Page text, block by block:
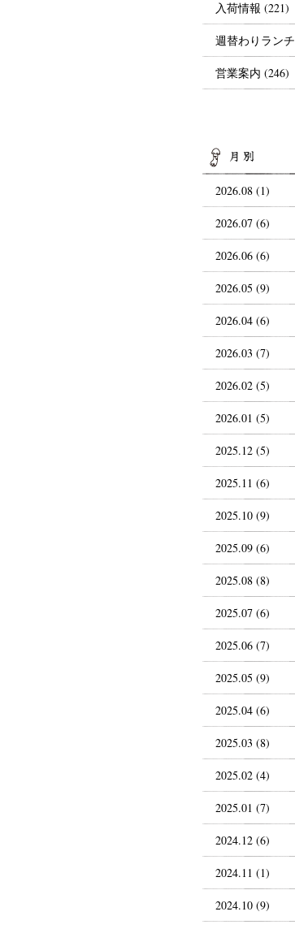
入荷情報 (221)
週替わりランチ
営業案内 (246)
2026.08 (1)
2026.07 (6)
2026.06 (6)
2026.05 (9)
2026.04 (6)
2026.03 (7)
2026.02 (5)
2026.01 (5)
2025.12 (5)
2025.11 (6)
2025.10 (9)
2025.09 (6)
2025.08 (8)
2025.07 (6)
2025.06 (7)
2025.05 (9)
2025.04 (6)
2025.03 (8)
2025.02 (4)
2025.01 (7)
2024.12 (6)
2024.11 (1)
2024.10 (9)